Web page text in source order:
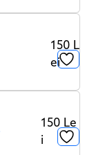
150 L
Ei
150 Le
I